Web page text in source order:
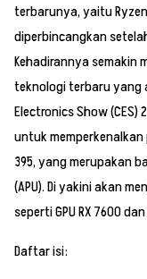
terbarunya, yaitu Ryzen
diperbincangkan
Kehadirannya semakin
teknologi terbaru yang
Electronics Show (CES)
untuk memperkenalkan
395, yang merupakan
(APU). Di yakini akan
seperti GPU RX 7600
Daftar isi: